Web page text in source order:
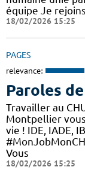
équipe Je
18/02/2026 15:25
PAGES
relevance:
Paroles
Travailler au
Montpellier
vie ! IDE, IADE,
Vous
18/02/2026 15:25